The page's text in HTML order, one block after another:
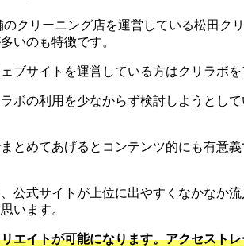
クリーニング店を運営している松田
いのも特徴です。
ブサイトを運営している方はクリラボ
ボの利用を少なからず検討しようと
とめてあげるとコンテンツ的にも有意
公式サイトが上位に出やすくなかなか
います。
エイトが可能になります。アクセスト